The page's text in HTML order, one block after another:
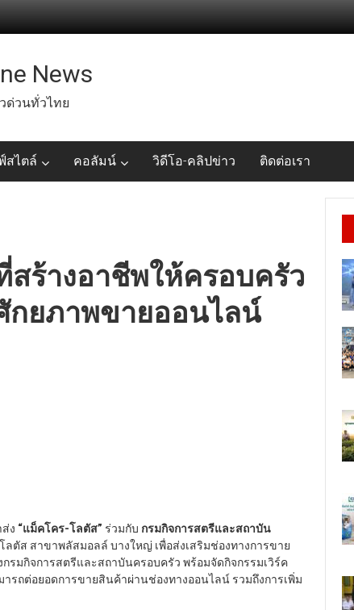
News
ด่วนทั่วไทย
สไตล์ คอลัมน์ วิดีโอ-คลิปข่าว ติดต่อเรา
ร้างอาชีพให้ครอบครัว
กยภาพขายออนไลน์
ง “แม็คโคร-โลตัส” ร่วมกับ กรมกิจการสตรีและสถาบัน
ตัส สาขาพลัสมอลล์ บางใหญ่ เพื่อส่งเสริมช่องทางการขาย
รมกิจการสตรีและสถาบันครอบครัว พร้อมจัดกิจกรรมเวิร์ค
ถต่อยอดการขายสินค้าผ่านช่องทางออนไลน์ รวมถึงการเพิ่ม